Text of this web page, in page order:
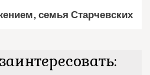
семья Старчевских